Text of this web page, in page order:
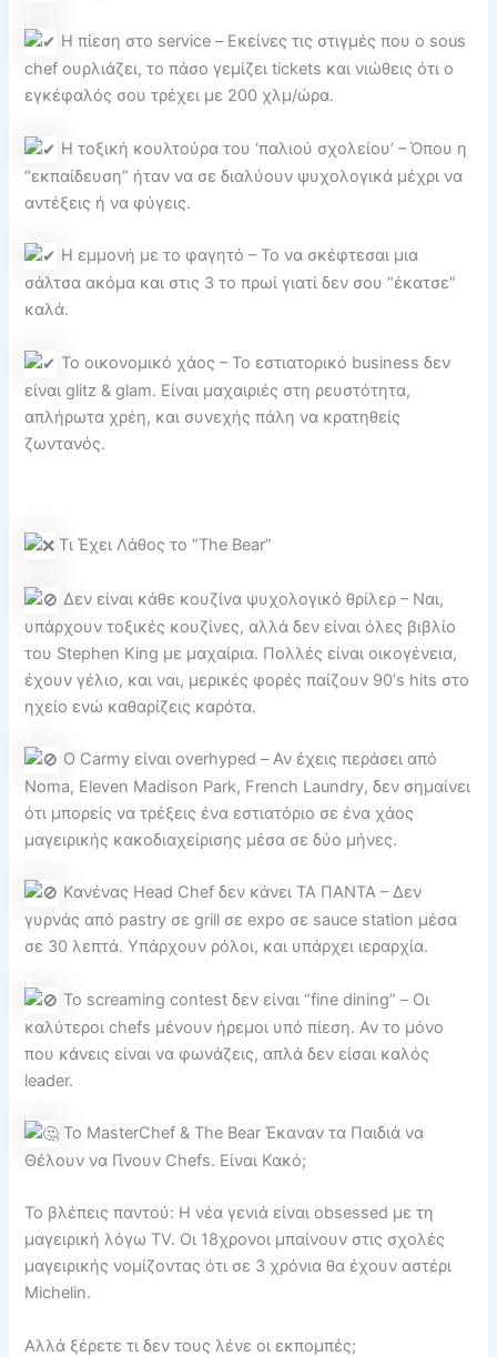
Η πίεση στο service – Εκείνες τις στιγμές που ο sous
chef ουρλιάζει, το πάσο γεμίζει tickets και νιώθεις ότι ο
εγκέφαλός σου τρέχει με 200 χλμ/ώρα.
Η τοξική κουλτούρα του ‘παλιού σχολείου’ – Όπου η
“εκπαίδευση” ήταν να σε διαλύουν ψυχολογικά μέχρι να
αντέξεις ή να φύγεις.
Η εμμονή με το φαγητό – Το να σκέφτεσαι μια
σάλτσα ακόμα και στις 3 το πρωί γιατί δεν σου “έκατσε”
καλά.
Το οικονομικό χάος – Το εστιατορικό business δεν
είναι glitz & glam. Είναι μαχαιριές στη ρευστότητα,
απλήρωτα χρέη, και συνεχής πάλη να κρατηθείς
ζωντανός.
Τι Έχει Λάθος το “The Bear”
Δεν είναι κάθε κουζίνα ψυχολογικό θρίλερ – Ναι,
υπάρχουν τοξικές κουζίνες, αλλά δεν είναι όλες βιβλίο
του Stephen King με μαχαίρια. Πολλές είναι οικογένεια,
έχουν γέλιο, και ναι, μερικές φορές παίζουν 90’s hits στο
ηχείο ενώ καθαρίζεις καρότα.
Ο Carmy είναι overhyped – Αν έχεις περάσει από
Noma, Eleven Madison Park, French Laundry, δεν σημαίνει
ότι μπορείς να τρέξεις ένα εστιατόριο σε ένα χάος
μαγειρικής κακοδιαχείρισης μέσα σε δύο μήνες.
Κανένας Head Chef δεν κάνει ΤΑ ΠΑΝΤΑ – Δεν
γυρνάς από pastry σε grill σε expo σε sauce station μέσα
σε 30 λεπτά. Υπάρχουν ρόλοι, και υπάρχει ιεραρχία.
Το screaming contest δεν είναι “fine dining” – Οι
καλύτεροι chefs μένουν ήρεμοι υπό πίεση. Αν το μόνο
που κάνεις είναι να φωνάζεις, απλά δεν είσαι καλός
leader.
Το MasterChef & The Bear Έκαναν τα Παιδιά να
Θέλουν να Γίνουν Chefs. Είναι Κακό;
Το βλέπεις παντού: Η νέα γενιά είναι obsessed με τη
μαγειρική λόγω TV. Οι 18χρονοι μπαίνουν στις σχολές
μαγειρικής νομίζοντας ότι σε 3 χρόνια θα έχουν αστέρι
Michelin.
Αλλά ξέρετε τι δεν τους λένε οι εκπομπές;